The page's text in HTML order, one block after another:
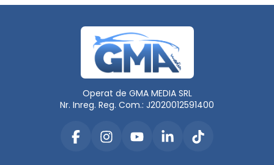
Operat de GMA MEDIA SRL
Nr. Inreg. Reg. Com.: J2020012591400